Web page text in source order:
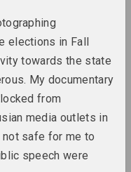
elections in Fall
towards the state
My documentary
from
media outlets in
not safe for me to
speech were